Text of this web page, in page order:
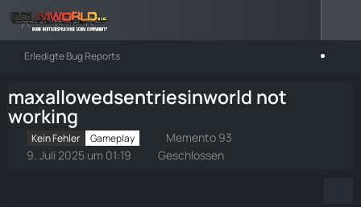
Erledigte Bug Reports
maxallowedsentriesinworld not
working
Kein Fehler Gameplay
Memento 93
9. Juli 2025 um 01:19
Geschlossen